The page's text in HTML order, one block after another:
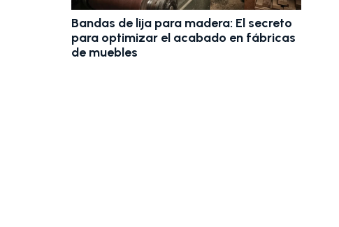
Bandas de lija para madera: El secreto
para optimizar el acabado en fábricas
de muebles